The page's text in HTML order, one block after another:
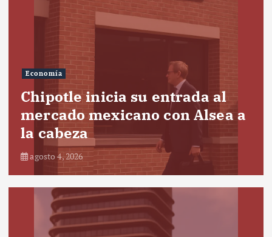
Economía
Chipotle inicia su entrada al
mercado mexicano con Alsea a
la cabeza
agosto 4, 2026